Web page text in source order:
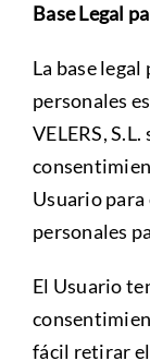
Base Legal
La base
personales
VELERS,
Usuario
personales
El Usuario
fácil retirar